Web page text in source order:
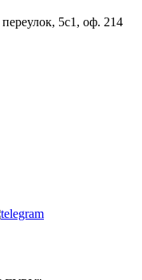
5с1, оф. 214